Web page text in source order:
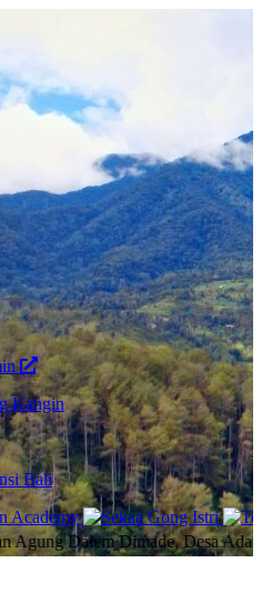
Bali
Dalem Dimade, Desa Adat